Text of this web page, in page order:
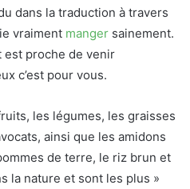
dans la traduction à travers
vraiment manger sainement.
est proche de venir
c’est pour vous.
les légumes, les graisses
ainsi que les amidons
de terre, le riz brun et
la nature et sont les plus »